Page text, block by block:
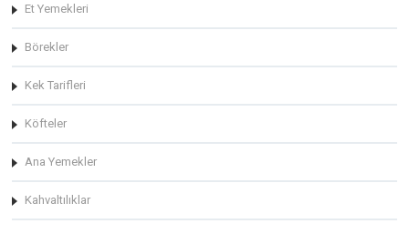
Et Yemekleri
Börekler
Kek Tarifleri
Köfteler
Ana Yemekler
Kahvaltılıklar